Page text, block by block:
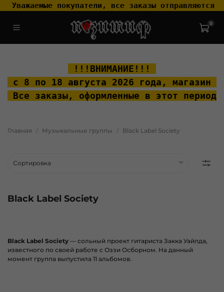
Уважаемые покупатели, все заказы отправляются
0
!!!ВНИМАНИЕ!!!
с 8 по 18 августа 2026 года, магазин
Все заказы, оформленные в этот
Главная Музыкальные группы Black Label Society
Black Label Society
Black Label Society — сольный проект гитариста Закка Уайлда,
известного по своей работе с Оззи Осборном. На данный
момент группа выпустила 11 альбомов.